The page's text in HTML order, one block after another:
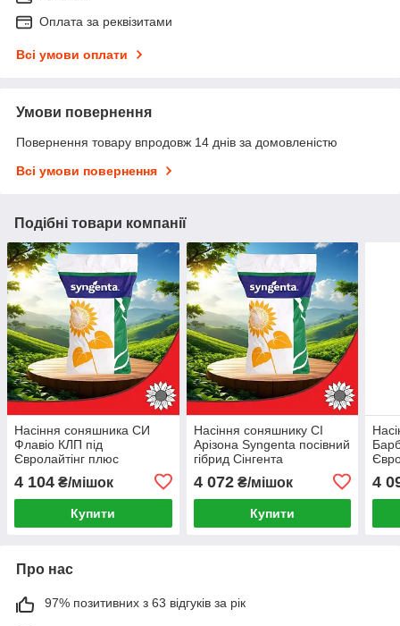
Оплата за реквізитами
Всі умови оплати
Умови повернення
Повернення товару впродовж 14 днів за домовленістю
Всі умови повернення
Подібні товари компанії
Насіння соняшника СИ
Флавіо КЛП під
Євролайтінг плюс
Syngenta посівний гібрид
Clearfield Plus
4 104 ₴/мішок
Купити
Насіння соняшнику СІ
Арізона Syngenta посівний
гібрид Сінгента
4 072₴/мішок
Купити
4
Про нас
97% позитивних з 63 відгуків за рік